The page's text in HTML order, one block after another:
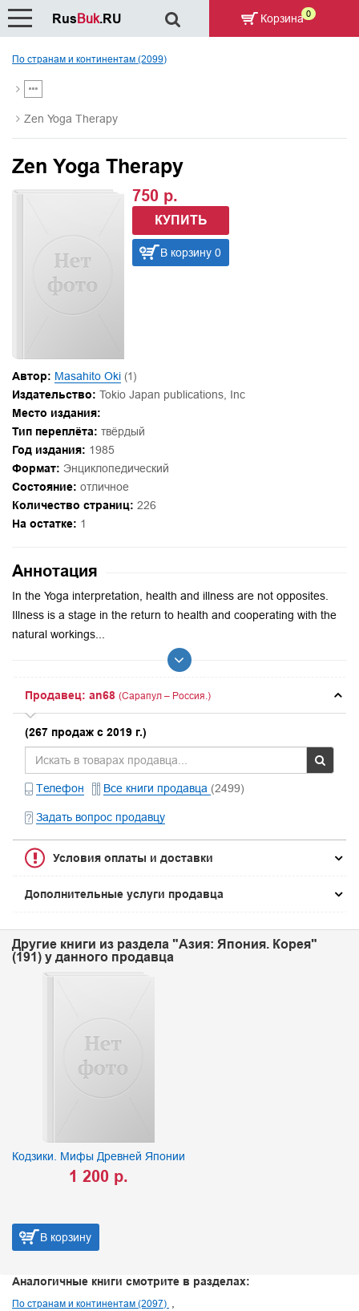
По странам и континентам (2099)
Zen Yoga Therapy
Zen Yoga Therapy
750 р.
КУПИТЬ
В корзину 0
Автор: Masahito Oki (1)
Издательство: Tokio Japan publications, Inc
Место издания:
Тип переплёта: твёрдый
Год издания: 1985
Формат: Энциклопедический
Состояние: отличное
Количество страниц: 226
На остатке: 1
Аннотация
In the Yoga interpretation, health and illness are not opposites.
Illness is a stage in the return to health and cooperating with the
natural workings...
Продавец: an68 (Сарапул – Россия.)
(267 продаж с 2019 г.)
Телефон Все книги продавца (2499)
Задать вопрос продавцу
Условия оплаты и доставки
Дополнительные услуги продавца
Другие книги из раздела "Азия: Япония. Корея"
(191) у данного продавца
Кодзики. Мифы Древней Японии
1 200 р.
В корзину
Аналогичные книги смотрите в разделах:
По странам и континентам (2097)
RusBuk.RU Корзина 0